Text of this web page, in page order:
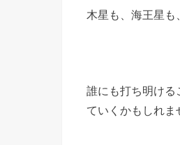
木星も、海王星も
誰にも打ち明ける
ていくかもしれま